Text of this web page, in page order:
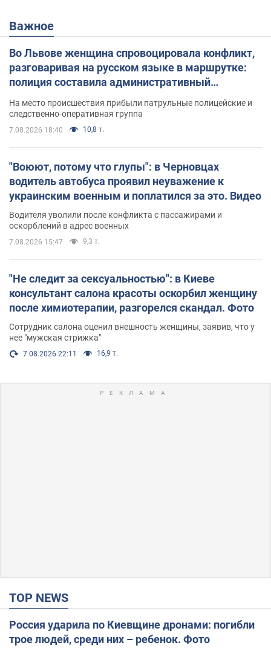
Важное
Во Львове женщина спровоцировала конфликт,
разговаривая на русском языке в маршрутке:
полиция составила административный
На место происшествия прибыли патрульные полицейские и
следственно-оперативная группа
7.08.2026 18:40 10,8 т.
"Воюют, потому что глупы": в Черновцах
водитель автобуса проявил неуважение к
украинским военным и поплатился за это. Видео
Водителя уволили после конфликта с пассажирами и
оскорблений в адрес военных
7.08.2026 15:47 9,3 т.
"Не следит за сексуальностью": в Киеве
консультант салона красоты оскорбил женщину
после химиотерапии, разгорелся скандал. Фото
Сотрудник салона оценил внешность женщины, заявив, что у
нее "мужская стрижка"
7.08.2026 22:11 16,9 т.
TOP NEWS
Россия ударила по Киевщине дронами: погибли
трое людей, среди них – ребенок. Фото